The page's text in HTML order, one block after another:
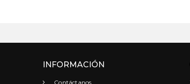
INFORMACIÓN
Contáctanos